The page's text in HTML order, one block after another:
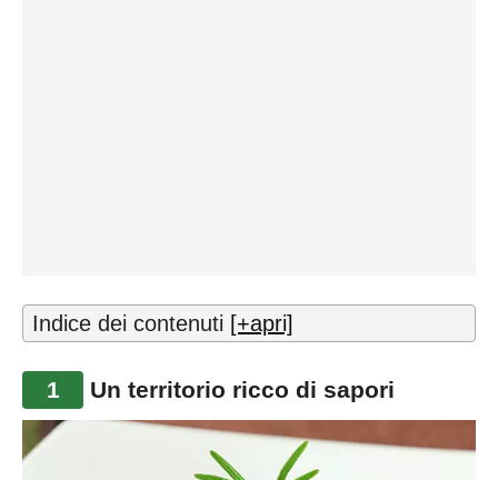
Indice dei contenuti [+apri]
1 Un territorio ricco di sapori